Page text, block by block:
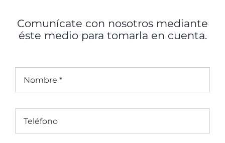
Comunícate con nosotros mediante
éste medio para tomarla en cuenta.